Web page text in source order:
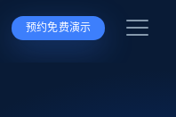
预约免费演示